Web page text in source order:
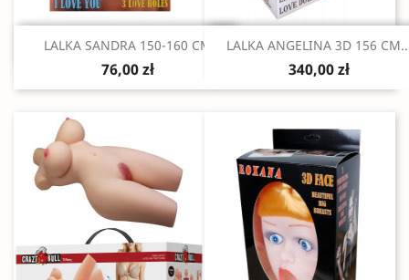
Szybki podgląd
LALKA SANDRA 150-160 CM
76,00 zł
Szybki podgląd
LALKA ANGELINA 3D 156
340,00 zł